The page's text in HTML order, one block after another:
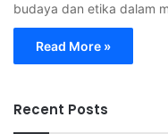
budaya dan etika dalam
Read More »
Recent Posts